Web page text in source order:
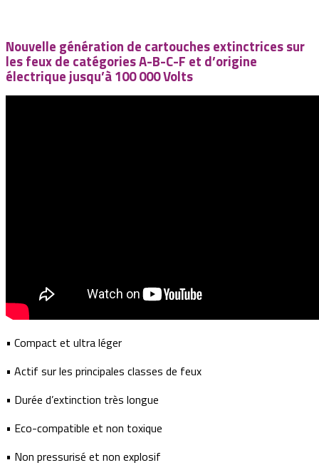
Nouvelle génération de cartouches extinctrices sur
les feux de catégories A-B-C-F et d’origine
électrique jusqu’à 100 000 Volts
• Compact et ultra léger
• Actif sur les principales classes de feux
• Durée d’extinction très longue
• Eco-compatible et non toxique
• Non pressurisé et non explosif